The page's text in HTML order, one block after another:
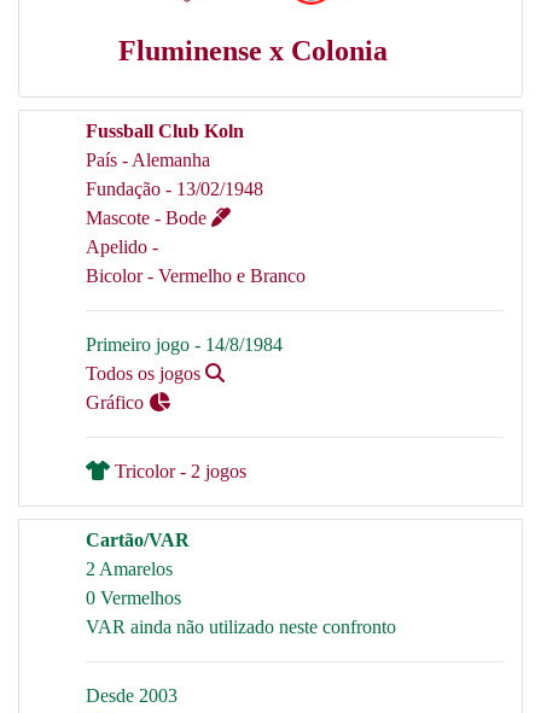
Fluminense x Colonia
Fussball Club Koln
País - Alemanha
Fundação - 13/02/1948
Mascote - Bode
Apelido -
Bicolor - Vermelho e Branco
Primeiro jogo - 14/8/1984
Todos os jogos
Gráfico
Tricolor - 2 jogos
Cartão/VAR
2 Amarelos
0 Vermelhos
VAR ainda não utilizado neste confronto
Desde 2003